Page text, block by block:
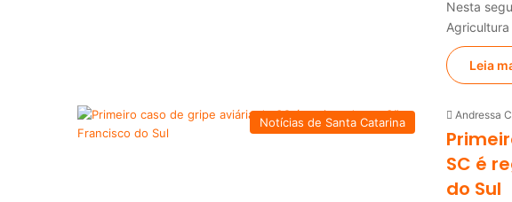
Nesta
Leia
Notícias de Santa Catarina
Andressa
SC é
do Sul